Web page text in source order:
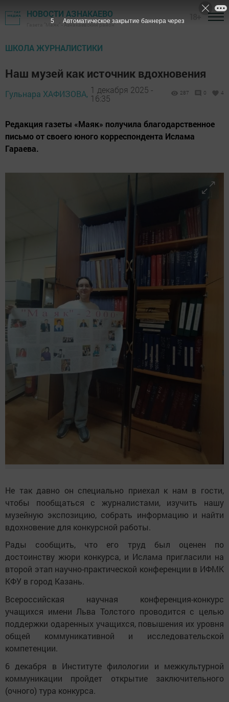
НОВОСТИ АЗНАКАЕВО
Газета "Маяк" - Азнакаевский район
ШКОЛА ЖУРНАЛИСТИКИ
Наш музей как источник вдохновения
Гульнара ХАФИЗОВА, 1 декабря 2025 -
16:35
287 0 4
Редакция газеты «Маяк» получила благодарственное
письмо от своего юного корреспондента Ислама
Гараева.
Не так давно он специально приехал к нам в гости,
чтобы пообщаться с журналистами, изучить нашу
музейную экспозицию, собрать информацию и найти
вдохновение для конкурсной работы.
Рады сообщить, что его труд был оценен по
достоинству жюри конкурса, и Ислама пригласили на
второй этап научно-практической конференции в ИФМК
КФУ в город Казань.
Всероссийская научная конференция-конкурс
учащихся имени Льва Толстого проводится с целью
поддержки одаренных учащихся, повышения их уровня
общей коммуникативной и исследовательской
компетенции.
6 декабря в Институте филологии и межкультурной
коммуникации пройдет открытие заключительного
(очного) тура конкурса.
3 Автоматическое закрытие баннера через